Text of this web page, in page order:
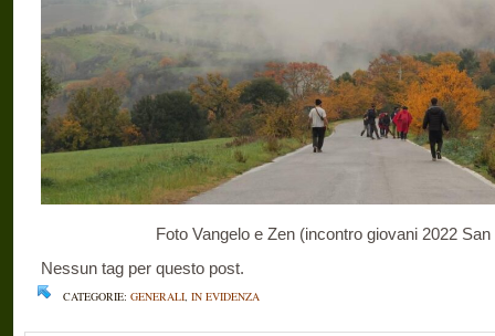
Foto Vangelo e Zen (incontro giovani 2022
Nessun tag per questo post.
CATEGORIE: GENERALI, IN EVIDENZA